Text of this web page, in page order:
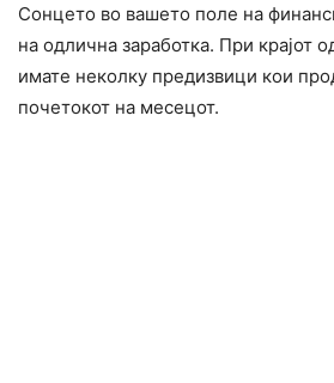
Сонцето во вашето поле на
на одлична заработка. При крајот
имате неколку предизвици кои
почетокот на месецот.